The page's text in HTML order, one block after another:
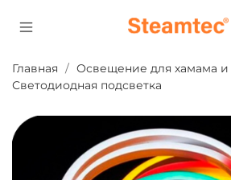
Главная
Освещение для хамама и
Светодиодная подсветка